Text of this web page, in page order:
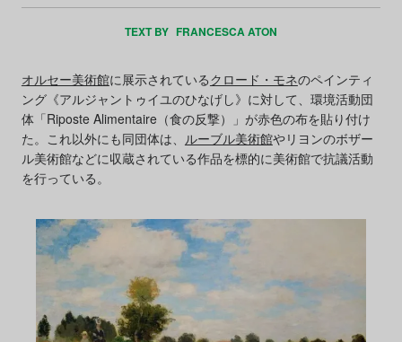
TEXT BY FRANCESCA ATON
オルセー美術館に展示されているクロード・モネのペインティ
ング《アルジャントゥイユのひなげし》に対して、環境活動団
体「Riposte Alimentaire（食の反撃）」が赤色の布を貼り付け
た。これ以外にも同団体は、 ルーブル美術館やリヨンのボザー
ル美術館などに収蔵されている作品を標的に美術館で抗議活動
を行っている。